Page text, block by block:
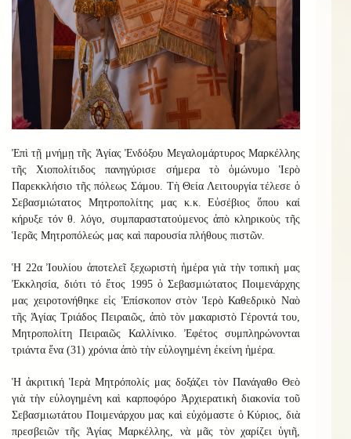
Ἐπὶ τῇ μνήμῃ τῆς Ἁγίας Ἐνδόξου Μεγαλομάρτυρος Μαρκέλλης
τῆς Χιοπολίτιδος πανηγύρισε σήμερα τὸ ὁμώνυμο Ἱερὸ
Παρεκκλήσιο τῆς πόλεως Σάμου. Τὴ Θεία Λειτουργία τέλεσε ὁ
Σεβασμιώτατος Μητροπολίτης μας κ.κ. Εὐσέβιος ὅπου καί
κήρυξε τόν θ. λόγο, συμπαραστατούμενος ἀπὸ κληρικοὺς τῆς
Ἱερᾶς Μητροπόλεώς μας καὶ παρουσία πλήθους πιστῶν.
Ἡ 22α Ἰουλίου ἀποτελεῖ ξεχωριστὴ ἡμέρα γιὰ τὴν τοπικὴ μας
Ἐκκλησία, διότι τό ἔτος 1995 ὁ Σεβασμιώτατος Ποιμενάρχης
μας χειροτονήθηκε εἰς Ἐπίσκοπον στὸν Ἱερὸ Καθεδρικὸ Ναὸ
τῆς Ἁγίας Τριάδος Πειραιῶς, ἀπὸ τὸν μακαριστὸ Γέροντά του,
Μητροπολίτη Πειραιῶς Καλλίνικο. Ἐφέτος συμπληρώνονται
τριάντα ἕνα (31) χρόνια ἀπὸ τὴν εὐλογημένη ἐκείνη ἡμέρα.
Ἡ ἀκριτική Ἱερὰ Μητρόπολίς μας δοξάζει τὸν Πανάγαθο Θεὸ
γιὰ τὴν εὐλογημένη καὶ καρποφόρο Ἀρχιερατικὴ διακονία τοῦ
Σεβασμιωτάτου Ποιμενάρχου μας καὶ εὐχόμαστε ὁ Κύριος, διὰ
πρεσβειῶν τῆς Ἁγίας Μαρκέλλης, νὰ μᾶς τὸν χαρίζει ὑγιῆ,